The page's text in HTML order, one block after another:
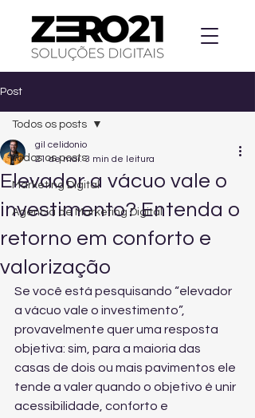
Post
Todos os posts
Marketing Digital
Agencia de Marketing Digital
Todos os posts
Elevador a vácuo vale o
investimento? Entenda o
retorno em conforto e
valorização
gil celidonio
21 de mai. 3 min de leitura
Se você está pesquisando “elevador
a vácuo vale o investimento”,
provavelmente quer uma resposta
objetiva: sim, para a maioria das
casas de dois ou mais pavimentos ele
tende a valer quando o objetivo é unir
acessibilidade, conforto e